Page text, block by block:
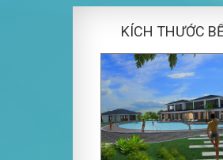
KÍCH THƯỚC